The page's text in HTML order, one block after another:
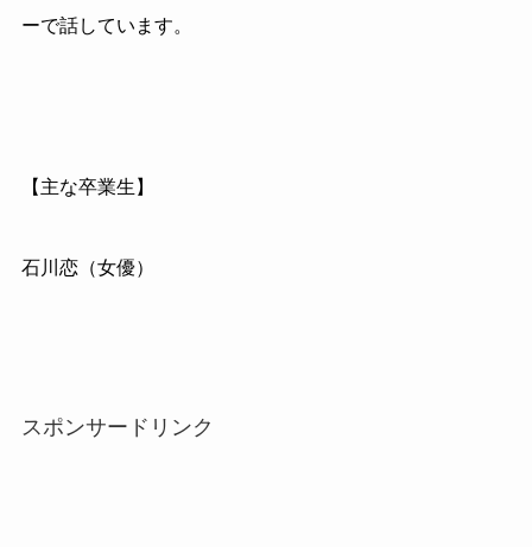
ーで話しています。
【主な卒業生】
石川恋（女優）
スポンサードリンク